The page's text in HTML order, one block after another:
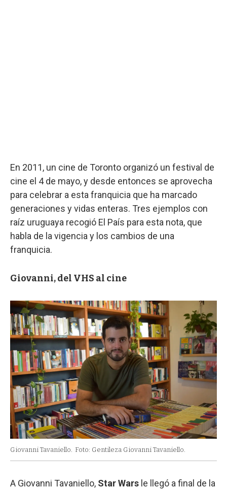
En 2011, un cine de Toronto organizó un festival de
cine el 4 de mayo, y desde entonces se aprovecha
para celebrar a esta franquicia que ha marcado
generaciones y vidas enteras. Tres ejemplos con
raíz uruguaya recogió El País para esta nota, que
habla de la vigencia y los cambios de una
franquicia.
Giovanni, del VHS al cine
Giovanni Tavaniello. Foto: Gentileza Giovanni Tavaniello.
A Giovanni Tavaniello, Star Wars le llegó a final de la